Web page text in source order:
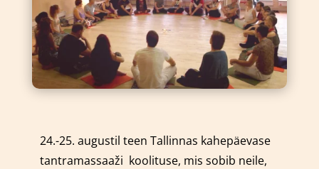
24.-25. augustil teen Tallinnas kahepäevase
tantramassaaži koolituse, mis sobib neile,